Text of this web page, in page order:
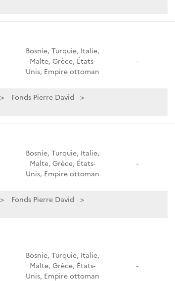
Bosnie, Turquie, Italie,
Malte, Grèce, États-
Unis, Empire ottoman
-
Fonds Pierre David
Bosnie, Turquie, Italie,
Malte, Grèce, États-
Unis, Empire ottoman
-
Fonds Pierre David
Bosnie, Turquie, Italie,
Malte, Grèce, États-
Unis, Empire ottoman
-